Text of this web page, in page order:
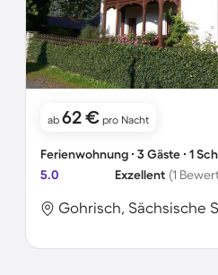
ab 62 € pro Nacht
Ferienwohnung ∙ 3 Gäste ∙ 1
5.0
Exzellent (1